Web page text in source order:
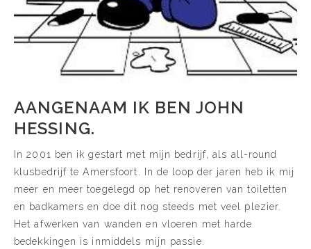
AANGENAAM IK BEN JOHN
HESSING.
In 2001 ben ik gestart met mijn bedrijf, als all-round
klusbedrijf te Amersfoort. In de loop der jaren heb ik mij
meer en meer toegelegd op het renoveren van toiletten
en badkamers en doe dit nog steeds met veel plezier.
Het afwerken van wanden en vloeren met harde
bedekkingen is inmiddels mijn passie.